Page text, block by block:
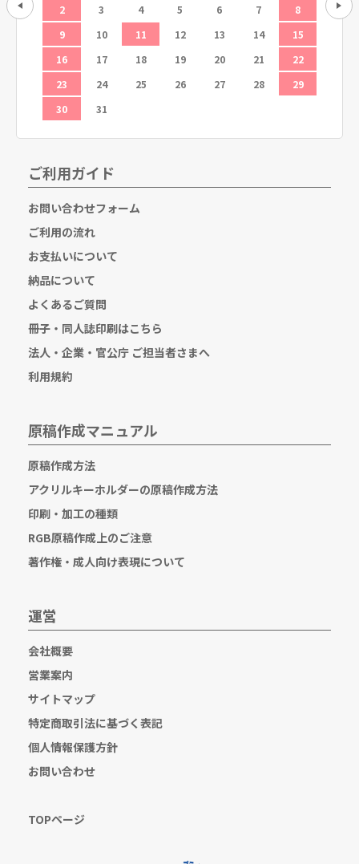
12
2
3 4 5 6 7
8
9
10 11 12 13 14
15
16
17 18 19 20 21
22
23
24 25 26 27 28
29
30
31
6
ご利用ガイド
お問い合わせフォーム
ご利用の流れ
お支払いについて
納品について
よくあるご質問
冊子・同人誌印刷はこちら
法人・企業・官公庁 ご担当者さまへ
利用規約
原稿作成マニュアル
原稿作成方法
アクリルキーホルダーの原稿作成方法
印刷・加工の種類
RGB原稿作成上のご注意
著作権・成人向け表現について
運営
会社概要
営業案内
サイトマップ
特定商取引法に基づく表記
個人情報保護方針
お問い合わせ
TOPページ